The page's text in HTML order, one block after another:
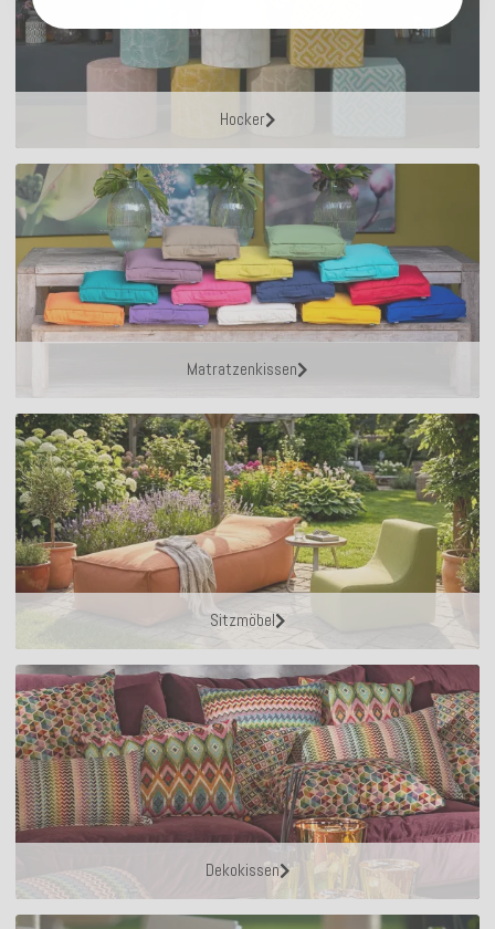
Hocker
Matratzenkissen
Sitzmöbel
Dekokissen